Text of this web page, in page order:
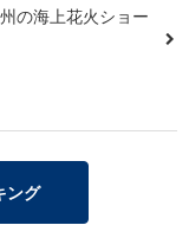
の海上花火ショー
ング